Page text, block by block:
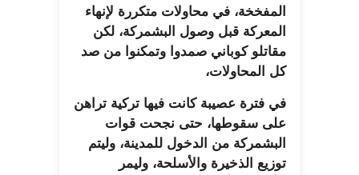
المفخخة، في محاولات متكررة لإنهاء
المعركة قبل وصول البشمركة، لكن
مقاتلو كوباني صمدوا وتمكنوا من صد
كل المحاولات،
في فترة عصيبة كانت فيها تركية تراهن
على سقوطها، حتى نجحت قوات
البشمركة من الدخول للمدينة، وليتم
توزيع الذخيرة والأسلحة، وليمر